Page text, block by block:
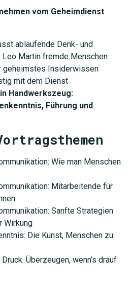
vom Geheimdienst
ablaufende Denk- und
Leo Martin fremde Menschen
geheimstes Insiderwissen
mit dem Dienst
Handwerkszeug:
Führung und
Wie man Menschen
Mitarbeitende für
Sanfte Strategien
Wirkung
Die Kunst, Menschen zu
Überzeugen, wenn’s drauf